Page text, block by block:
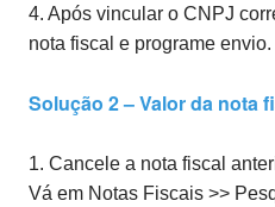
4. Após vincular o CNPJ
nota fiscal e programe envio.
Solução 2 – Valor da nota
1. Cancele a nota fiscal
Vá em Notas Fiscais >>